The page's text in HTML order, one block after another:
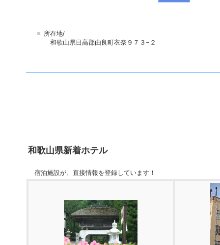
■ 所在地/
和歌山県日高郡由良町衣奈９７３−２
和歌山県新着ホテル
宿泊施設が、直接情報を登録しています！